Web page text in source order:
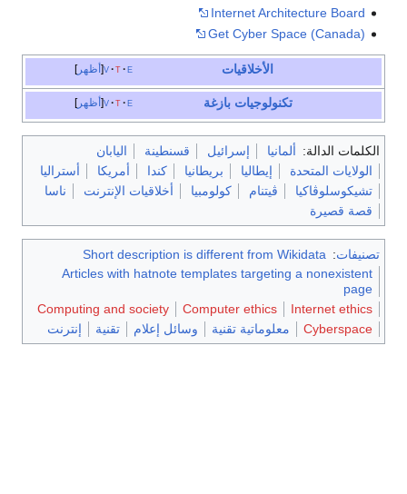
Internet Architecture Board
Get Cyber Space (Canada)
أظهر v t e الأخلاقيات
أظهر v t e تكنولوجيات بازغة
الكلمات الدالة: ألمانيا إسرائيل قسنطينة
اليابان
الولايات المتحدة
إيطاليا بريطانيا كندا أمريكا
أستراليا
تشيكوسلوڤاكيا
ڤيتنام كولومبيا أخلاقيات الإنترنت
ناسا
قصة قصيرة
تصنيفات:
Short description is different from Wikidata
Articles with hatnote templates targeting a nonexistent
page
Internet ethics
Computer ethics
Computing and society
Cyberspace
معلوماتية تقنية وسائل إعلام تقنية إنترنت